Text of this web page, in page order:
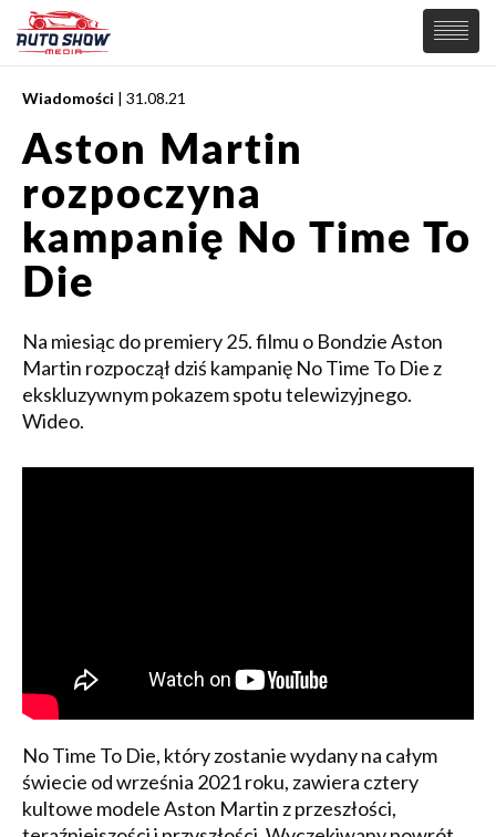
PREMIERY
SAMOCHODY
Wiadomości
Supersamochody
Samochody Koncepcyjne
Tuning
Elektryczne
MOTORSPORT
Wiadomości | 31.08.21
Aston Martin
rozpoczyna
kampanię No Time To
Die
Na miesiąc do premiery 25. filmu o Bondzie Aston
Martin rozpoczął dziś kampanię No Time To Die z
ekskluzywnym pokazem spotu telewizyjnego.
Wideo.
No Time To Die, który zostanie wydany na całym
świecie od września 2021 roku, zawiera cztery
kultowe modele Aston Martin z przeszłości,